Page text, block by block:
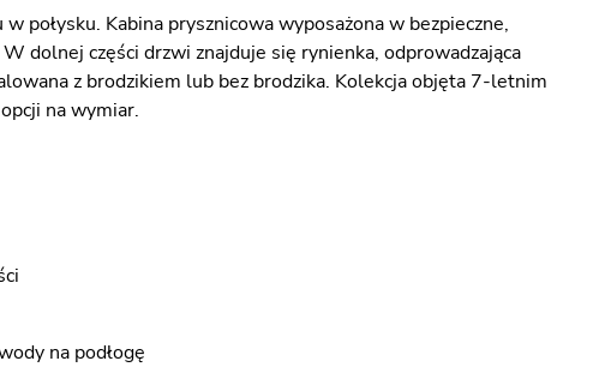
połysku. Kabina prysznicowa wyposażona w bezpieczne,
dolnej części drzwi znajduje się rynienka, odprowadzająca
z brodzikiem lub bez brodzika. Kolekcja objęta 7-letnim
na wymiar.
na podłogę